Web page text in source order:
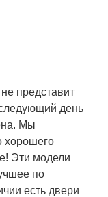
представит
день
Мы
хорошего
Эти модели
по
есть двери